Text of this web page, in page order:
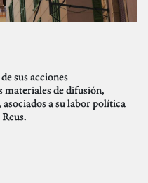
sus acciones
de difusión,
asociados a su labor política